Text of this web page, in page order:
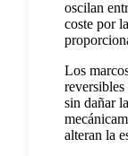
oscilan
coste por
Los
sin dañar
alteran la